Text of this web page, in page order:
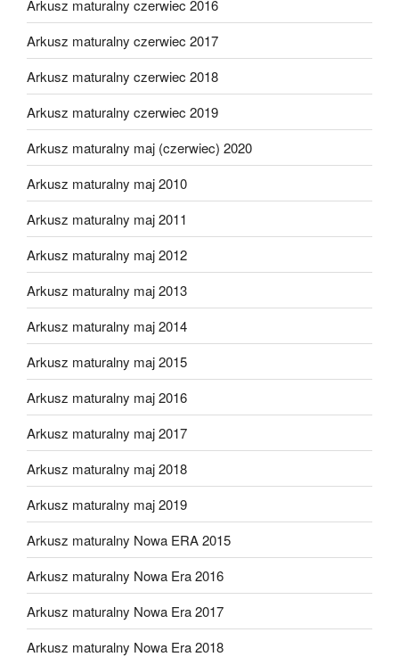
Arkusz maturalny czerwiec 2016
Arkusz maturalny czerwiec 2017
Arkusz maturalny czerwiec 2018
Arkusz maturalny czerwiec 2019
Arkusz maturalny maj (czerwiec) 2020
Arkusz maturalny maj 2010
Arkusz maturalny maj 2011
Arkusz maturalny maj 2012
Arkusz maturalny maj 2013
Arkusz maturalny maj 2014
Arkusz maturalny maj 2015
Arkusz maturalny maj 2016
Arkusz maturalny maj 2017
Arkusz maturalny maj 2018
Arkusz maturalny maj 2019
Arkusz maturalny Nowa ERA 2015
Arkusz maturalny Nowa Era 2016
Arkusz maturalny Nowa Era 2017
Arkusz maturalny Nowa Era 2018